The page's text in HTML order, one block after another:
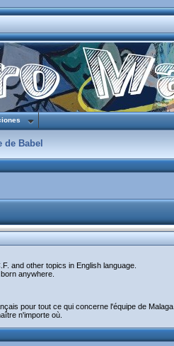
de Babel
and other topics in English language.
anywhere.
pour tout ce qui concerne l'équipe de Malaga.
n'importe où.